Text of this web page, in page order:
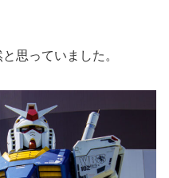
思っていました。